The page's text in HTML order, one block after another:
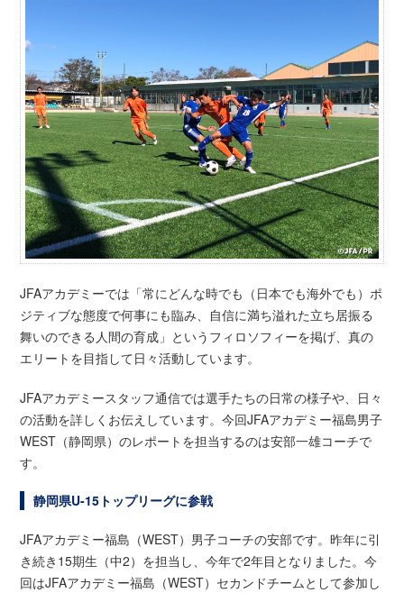
JFAアカデミーでは「常にどんな時でも（日本でも海外でも）ポ
ジティブな態度で何事にも臨み、自信に満ち溢れた立ち居振る
舞いのできる人間の育成」というフィロソフィーを掲げ、真の
エリートを目指して日々活動しています。
JFAアカデミースタッフ通信では選手たちの日常の様子や、日々
の活動を詳しくお伝えしています。今回JFAアカデミー福島男子
WEST（静岡県）のレポートを担当するのは安部一雄コーチで
す。
静岡県U-15トップリーグに参戦
JFAアカデミー福島（WEST）男子コーチの安部です。昨年に引
き続き15期生（中2）を担当し、今年で2年目となりました。今
回はJFAアカデミー福島（WEST）セカンドチームとして参加し